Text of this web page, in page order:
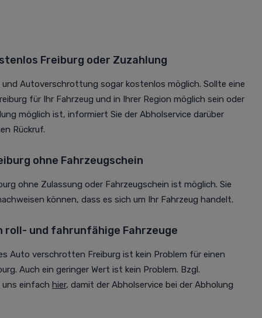
Freiburg oder Zuzahlung
Autoverschrottung sogar kostenlos möglich. Sollte eine
für Ihr Fahrzeug und in Ihrer Region möglich sein oder
möglich ist, informiert Sie der Abholservice darüber
Rückruf.
ohne Fahrzeugschein
ohne Zulassung oder Fahrzeugschein ist möglich. Sie
können, dass es sich um Ihr Fahrzeug handelt.
roll- und fahrunfähige Fahrzeuge
Auto verschrotten Freiburg ist kein Problem für einen
Auch ein geringer Wert ist kein Problem. Bzgl.
uns einfach hier, damit der Abholservice bei der Abholung